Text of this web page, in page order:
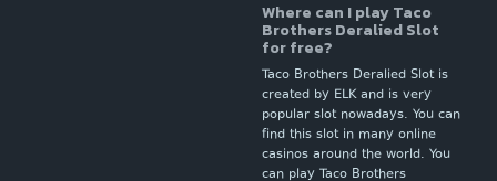
Where can I play Taco
Brothers Deralied Slot
for free?
Taco Brothers Deralied Slot is
created by ELK and is very
popular slot nowadays. You can
find this slot in many online
casinos around the world. You
can play Taco Brothers